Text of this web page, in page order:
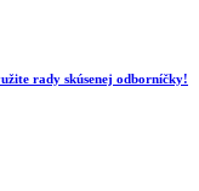
rady skúsenej odborníčky!